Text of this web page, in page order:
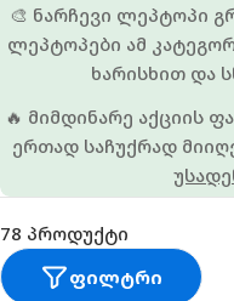
ლ
ე
ქ
ც
ი
🎨 ნარჩევი ლეპტოპი
ლეპტოპები ამ
ხარისხით და
🔥 მიმდინარე აქციის
ერთად საჩუქრად
78 პროდუქტი
Ფილტრი